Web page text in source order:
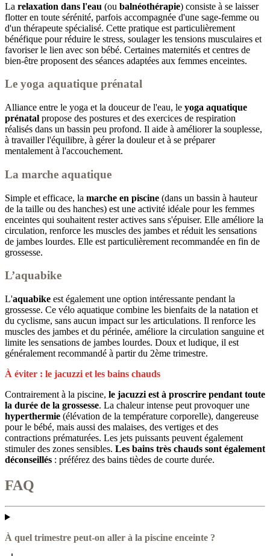
La relaxation dans l'eau (ou balnéothérapie) consiste à se laisser
flotter en toute sérénité, parfois accompagnée d'une sage-femme ou
d'un thérapeute spécialisé. Cette pratique est particulièrement
bénéfique pour réduire le stress, soulager les tensions musculaires et
favoriser le lien avec son bébé. Certaines maternités et centres de
bien-être proposent des séances adaptées aux femmes enceintes.
Le yoga aquatique prénatal
Alliance entre le yoga et la douceur de l'eau, le yoga aquatique
prénatal propose des postures et des exercices de respiration
réalisés dans un bassin peu profond. Il aide à améliorer la souplesse,
à travailler l'équilibre, à gérer la douleur et à se préparer
mentalement à l'accouchement.
La marche aquatique
Simple et efficace, la marche en piscine (dans un bassin à hauteur
de la taille ou des hanches) est une activité idéale pour les femmes
enceintes qui souhaitent rester actives sans s'épuiser. Elle améliore la
circulation, renforce les muscles des jambes et réduit les sensations
de jambes lourdes. Elle est particulièrement recommandée en fin de
grossesse.
L’aquabike
L'aquabike est également une option intéressante pendant la
grossesse. Ce vélo aquatique combine les bienfaits de la natation et
du cyclisme, sans aucun impact sur les articulations. Il renforce les
muscles des jambes et du périnée, améliore la circulation sanguine et
limite les sensations de jambes lourdes. Doux et ludique, il est
généralement recommandé à partir du 2ème trimestre.
À éviter : le jacuzzi et les bains chauds
Contrairement à la piscine, le jacuzzi est à proscrire pendant toute
la durée de la grossesse. La chaleur intense peut provoquer une
hyperthermie (élévation de la température corporelle), dangereuse
pour le bébé, mais aussi des malaises, des vertiges et des
contractions prématurées. Les jets puissants peuvent également
stimuler des zones sensibles. Les bains très chauds sont également
déconseillés : préférez des bains tièdes de courte durée.
FAQ
À quel trimestre peut-on aller à la piscine enceinte ?